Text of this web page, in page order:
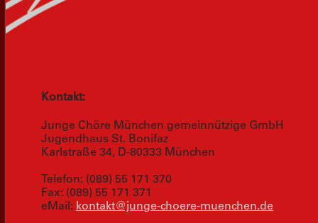
Kontakt:
Junge Chöre München gemeinnützige GmbH
Jugendhaus St. Bonifaz
Karlstraße 34, D-80333 München
Telefon: (089) 55 171 370
Fax: (089) 55 171 371
eMail: kontakt@junge-choere-muenchen.de